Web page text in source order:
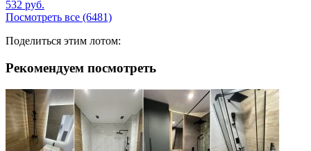
532 руб.
Посмотреть все (6481)
Поделиться этим лотом:
Рекомендуем посмотреть